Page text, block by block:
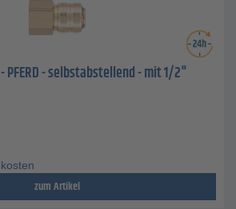
PFERD - selbstabstellend - mit 1/2"
zum Artikel